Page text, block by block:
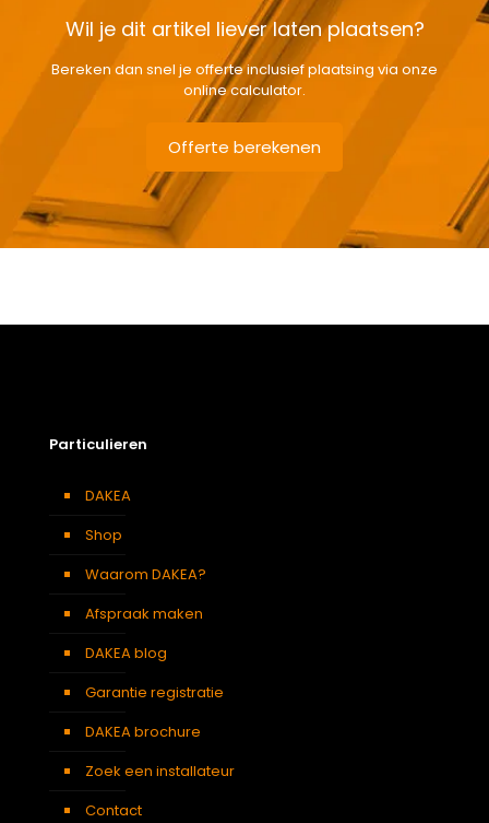
Wil je dit artikel liever laten plaatsen?
Bereken dan snel je offerte inclusief plaatsing via onze
online calculator.
Offerte berekenen
KUF P4A DAKEA Gootstuk voor dakpannen 120mm
(B94xH98)
Soort dakbedekking
Afmeting dakraam
Particulieren
DAKEA
Shop
Waarom DAKEA?
Afspraak maken
DAKEA blog
Garantie registratie
DAKEA brochure
Zoek een installateur
Contact